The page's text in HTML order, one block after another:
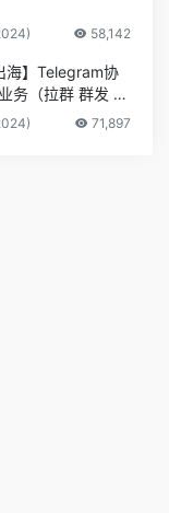
58,142
海】Telegram协
务（拉群 群发 私
料）
71,897